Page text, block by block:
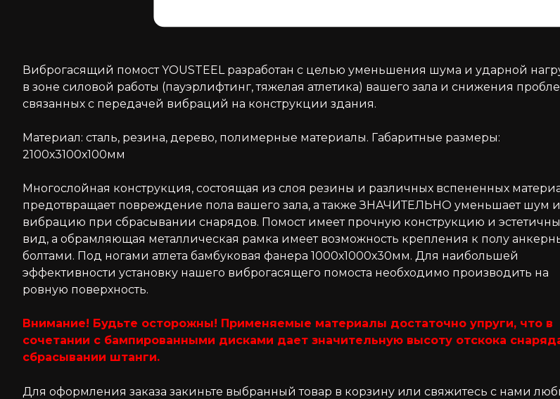
Виброгасящий помост YOUSTEEL разработан с целью уменьшения шума и ударной
в зоне силовой работы (пауэрлифтинг, тяжелая атлетика) вашего зала и снижения
связанных с передачей вибраций на конструкции здания.
Материал: сталь, резина, дерево, полимерные материалы. Габаритные размеры:
2100х3100х100мм
Многослойная конструкция, состоящая из слоя резины и различных вспененных
предотвращает повреждение пола вашего зала, а также ЗНАЧИТЕЛЬНО уменьшает шум и
вибрацию при сбрасывании снарядов. Помост имеет прочную конструкцию и
вид, а обрамляющая металлическая рамка имеет возможность крепления к полу
болтами. Под ногами атлета бамбуковая фанера 1000х1000х30мм. Для наибольшей
эффективности установку нашего виброгасящего помоста необходимо производить на
ровную поверхность.
Внимание! Будьте осторожны! Применяемые материалы достаточно упруги, что в
сочетании с бампированными дисками дает значительную высоту отскока
сбрасывании штанги.
Для оформления заказа закиньте выбранный товар в корзину или свяжитесь с нами